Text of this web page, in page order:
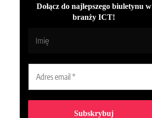
Dołącz do najlepszego biuletynu w
branży ICT!